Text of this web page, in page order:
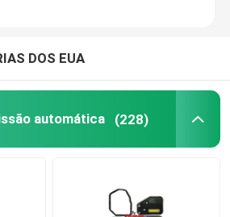
do motor
do carro
DOS EUA
automática (228)